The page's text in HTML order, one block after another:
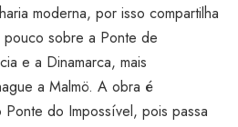
moderna, por isso compartilha
sobre a Ponte de
e a Dinamarca, mais
a Malmö. A obra é
do Impossível, pois passa